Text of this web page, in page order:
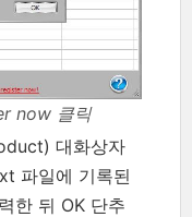
now 클릭
대화상자
파일에 기록된
한 뒤 OK 단추